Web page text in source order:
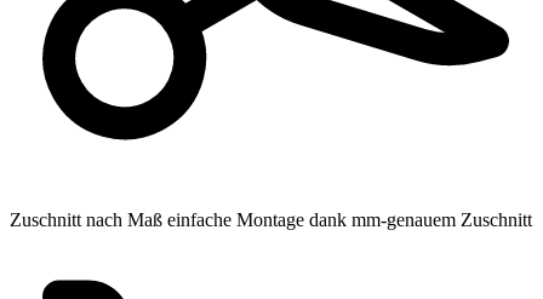
Zuschnitt nach Maß einfache Montage dank mm-genauem Zuschnitt